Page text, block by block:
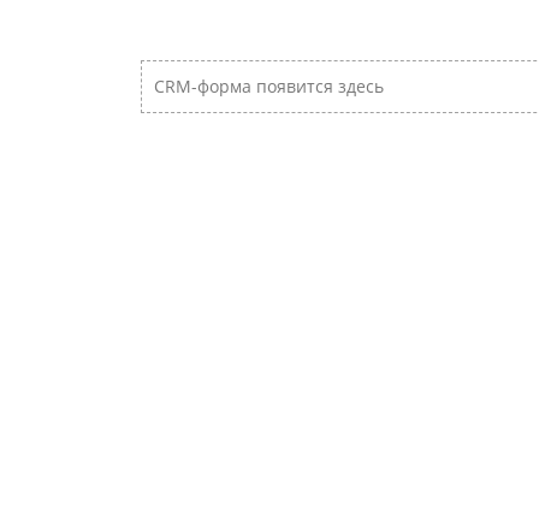
CRM-форма появится здесь